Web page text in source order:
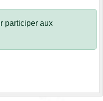
participer aux